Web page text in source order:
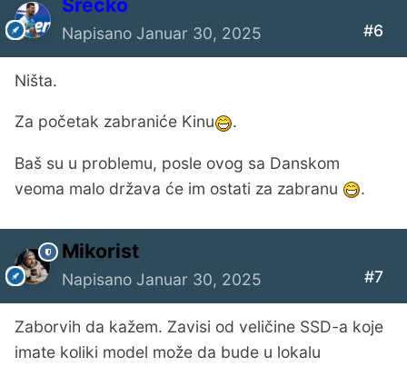
Napisano Januar 30, 2025 #6
Ništa.
Za početak zabraniće Kinu .
Baš su u problemu, posle ovog sa Danskom
veoma malo država će im ostati za zabranu
.
Mikorist
Napisano Januar 30, 2025 #7
Zaborvih da kažem. Zavisi od veličine SSD-a koje
imate koliki model može da bude u lokalu